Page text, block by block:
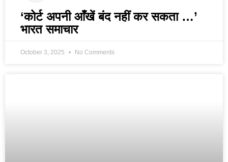
‘कोर्ट अपनी आँखें बंद नहीं कर सकता …’
भारत समाचार
October 3, 2025 No Comments